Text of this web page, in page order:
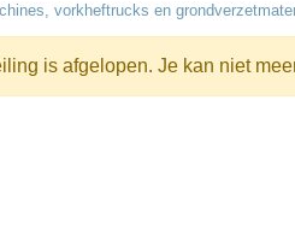
vorkheftrucks en
is afgelopen. Je kan niet